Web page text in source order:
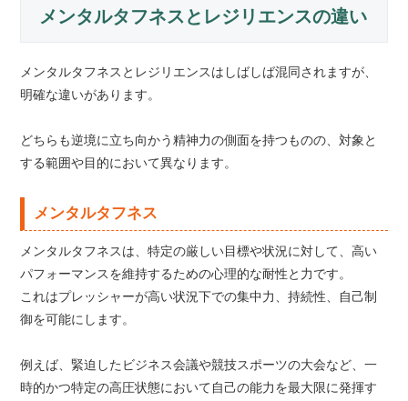
メンタルタフネスとレジリエンスの違い
メンタルタフネスとレジリエンスはしばしば混同されますが、
明確な違いがあります。
どちらも逆境に立ち向かう精神力の側面を持つものの、対象と
する範囲や目的において異なります。
メンタルタフネス
メンタルタフネスは、特定の厳しい目標や状況に対して、高い
パフォーマンスを維持するための心理的な耐性と力です。
これはプレッシャーが高い状況下での集中力、持続性、自己制
御を可能にします。
例えば、緊迫したビジネス会議や競技スポーツの大会など、一
時的かつ特定の高圧状態において自己の能力を最大限に発揮す